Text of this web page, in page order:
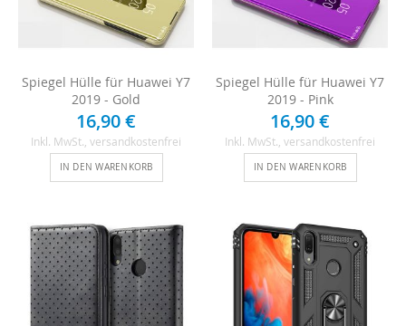
Spiegel Hülle für Huawei Y7
2019 - Gold
16,90 €
Inkl. MwSt. , versandkostenfrei
IN DEN WARENKORB
Spiegel Hülle für Huawei Y7
2019 - Pink
16,90 €
Inkl. MwSt. , versandkostenfrei
IN DEN WARENKORB